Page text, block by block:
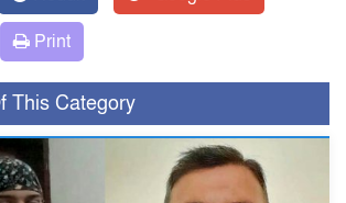
Print
This Category